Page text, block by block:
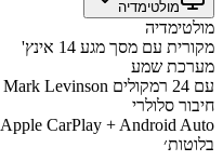
מולטימדיה
מולטימדיה
מקורית עם מסך מגע 14 אינץ'
מערכת שמע
Mark Levinson עם 24 רמקולים
חיבור סלולרי
Apple CarPlay + Android Auto
בלוטות׳